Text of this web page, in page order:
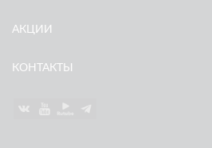
АКЦИИ
КОНТАКТЫ